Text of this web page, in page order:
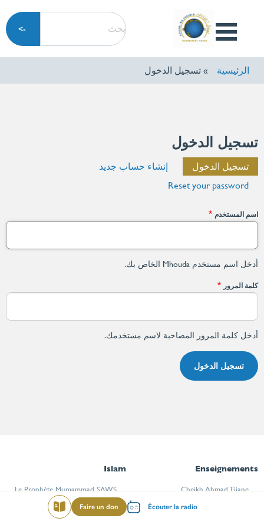
المحتوى
Open
Menu
بحث
الرئيسية تسجيل الدخول
تسجيل الدخول
التبويبات
الأساسية
تسجيل الدخول
التبويب
إنشاء حساب جديد
Reset your password
اسم المستخدم
أدخل اسم مستخدم Mhouda الخاص بك.
كلمة المرور
أدخل كلمة المرور المصاحبة لاسم مستخدمك.
Écouter la radio
Faire un don
Lire
Enseignements
Cheikh Ahmad Tijane
Connaitre la voie
Islam
Le Prophète Mumammad SAWS
Coran